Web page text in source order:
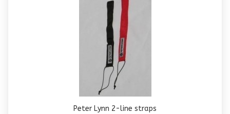
Peter Lynn 2-line straps